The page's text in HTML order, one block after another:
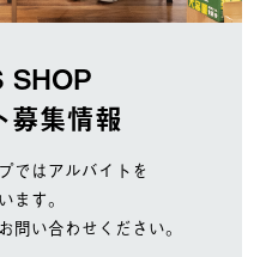
SHOP
募集情報
ではアルバイトを
ます。
問い合わせください。